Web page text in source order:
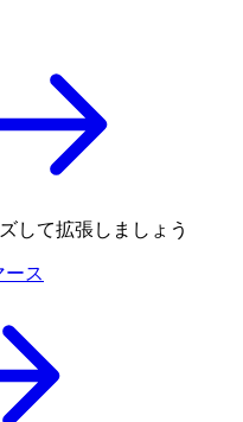
して拡張しましょう
ース